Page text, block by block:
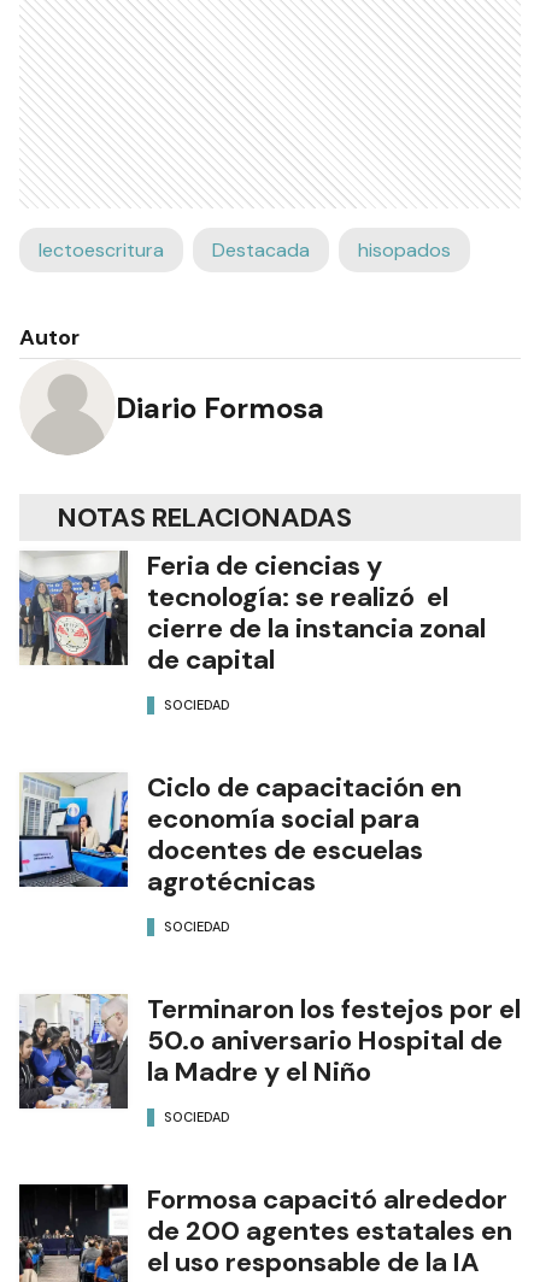
lectoescritura Destacada hisopados
Autor
Diario Formosa
NOTAS RELACIONADAS
Feria de ciencias y
tecnología: se realizó el
cierre de la instancia zonal
de capital
SOCIEDAD
Ciclo de capacitación en
economía social para
docentes de escuelas
agrotécnicas
SOCIEDAD
Terminaron los festejos por el
50.o aniversario Hospital de
la Madre y el Niño
SOCIEDAD
Formosa capacitó alrededor
de 200 agentes estatales en
el uso responsable de la IA